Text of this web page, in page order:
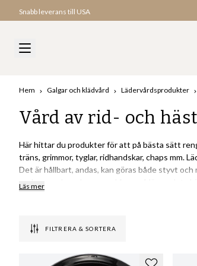
Snabb leverans till USA
Hem Galgar och klädvård Lädervårdsprodukter
Vård av rid- och
Här hittar du produkter för att på bästa sätt
träns, grimmor, tyglar, ridhandskar, chaps mm.
Det är hållbart, andas, kan göras både styvt
vackrare och vackrare med åren, så länge det
Vad gör Saphir till ett bra
ridprodukter?
Läs mer
FILTRERA & SORTERA